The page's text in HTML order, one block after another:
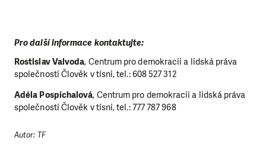
Pro další informace kontaktujte:
Rostislav Valvoda, Centrum pro demokracii a lidská práva
společnosti Člověk v tísni, tel.: 608 527 312
Adéla Pospíchalová, Centrum pro demokracii a lidská práva
společnosti Člověk v tísni, tel.: 777 787 968
Autor: TF